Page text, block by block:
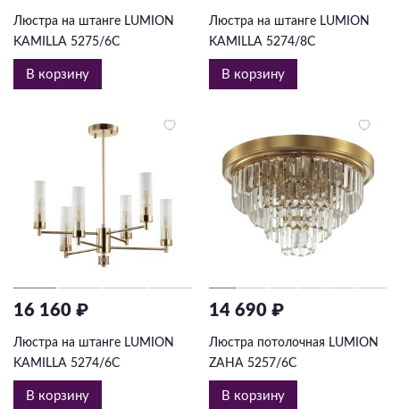
Люстра на штанге LUMION
KAMILLA 5275/6C
В корзину
Люстра на штанге LUMION
KAMILLA 5274/8C
В корзину
16 160 ₽
Люстра на штанге LUMION
KAMILLA 5274/6C
В корзину
14 690 ₽
Люстра потолочная LUMION
ZAHA 5257/6C
В корзину